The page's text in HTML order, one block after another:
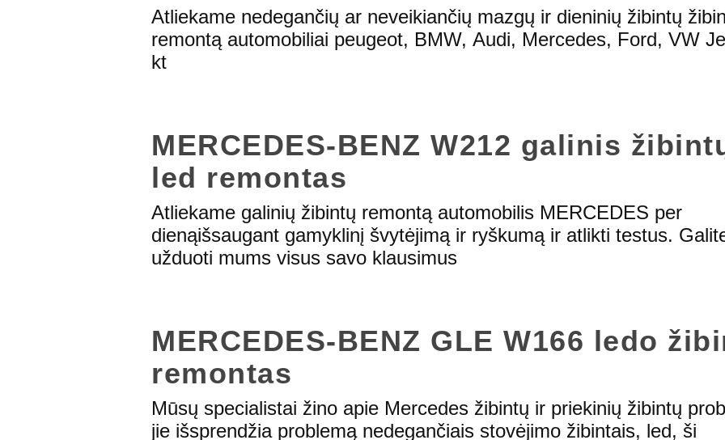
Atliekame nedegančių ar neveikiančių mazgų ir dieninių žibintų
remontą automobiliai peugeot, BMW, Audi, Mercedes, Ford, VW
kt
MERCEDES-BENZ W212 galinis
led remontas
Atliekame galinių žibintų remontą automobilis MERCEDES per
dienąišsaugant gamyklinį švytėjimą ir ryškumą ir atlikti testus.
užduoti mums visus savo klausimus
MERCEDES-BENZ GLE W166 ledo
remontas
Mūsų specialistai žino apie Mercedes žibintų ir priekinių žibintų
jie išsprendžia problemą nedegančiais stovėjimo žibintais, led, ši